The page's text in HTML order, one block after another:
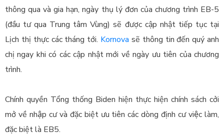
thông qua và gia hạn, ngày thụ lý đơn của chương trình EB-5
(đầu tư qua Trung tâm Vùng) sẽ được cập nhật tiếp tục tại
Lịch thị thực các tháng tới. Kornova sẽ thông tin đến quý anh
chị ngay khi có các cập nhật mới về ngày ưu tiên của chương
trình.
Chính quyền Tổng thống Biden hiện thực hiện chính sách cởi
mở về nhập cư và đặc biệt ưu tiên các dòng định cư việc làm,
đặc biệt là EB5.